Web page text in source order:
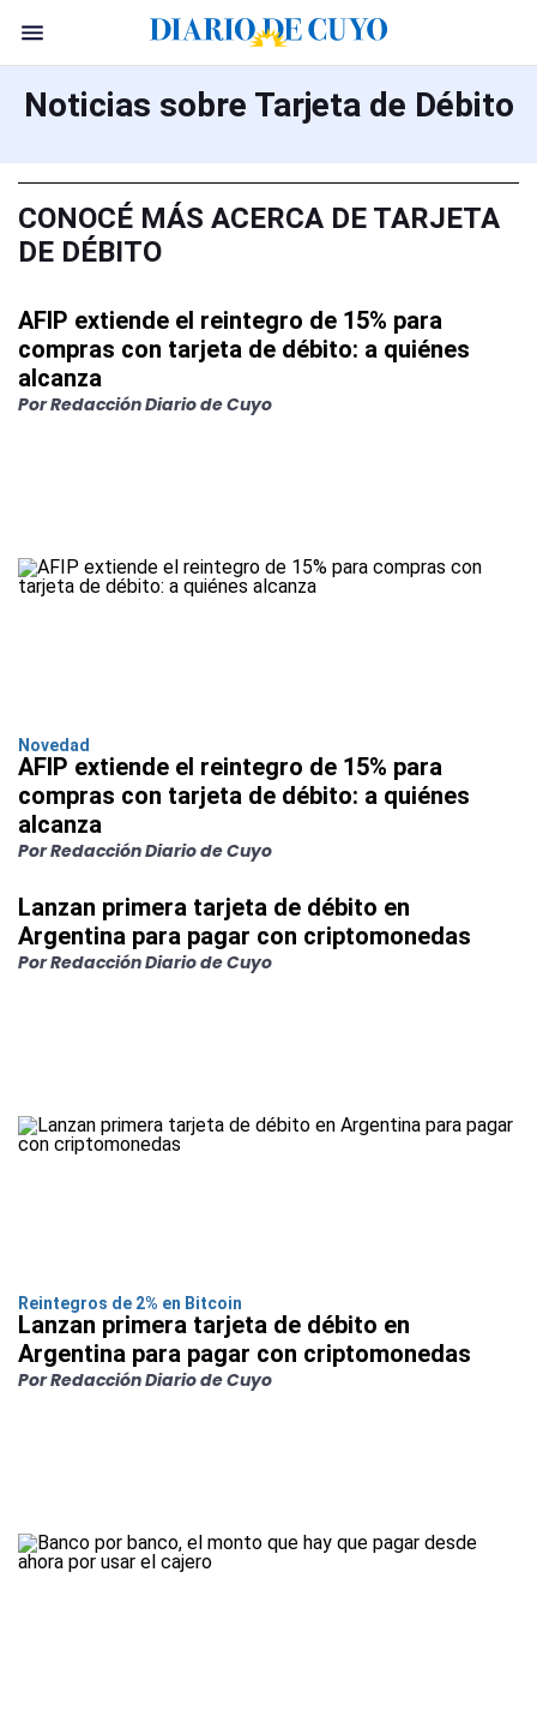
Noticias sobre Tarjeta de Débito
CONOCÉ MÁS ACERCA DE TARJETA
DE DÉBITO
AFIP extiende el reintegro de 15% para
compras con tarjeta de débito: a quiénes
alcanza
Por Redacción Diario de Cuyo
Novedad
AFIP extiende el reintegro de 15% para
compras con tarjeta de débito: a quiénes
alcanza
Por Redacción Diario de Cuyo
Lanzan primera tarjeta de débito en
Argentina para pagar con criptomonedas
Por Redacción Diario de Cuyo
Reintegros de 2% en Bitcoin
Lanzan primera tarjeta de débito en
Argentina para pagar con criptomonedas
Por Redacción Diario de Cuyo